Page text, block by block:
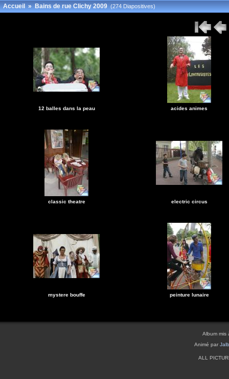
Accueil»Bains de rue Clichy 2009 (274 Diapositives)
12 balles dans la peau acides animes
classic theatre electric circus
mystere bouffe peinture lunaire
Album mis
Animé par
ALL